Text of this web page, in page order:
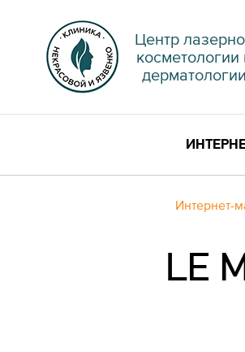
Центр
косметологии
дерматологии
Интернет-
LE